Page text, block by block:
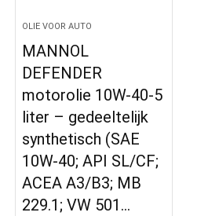
OLIE VOOR AUTO
MANNOL
DEFENDER
motorolie 10W-40-5
liter – gedeeltelijk
synthetisch (SAE
10W-40; API SL/CF;
ACEA A3/B3; MB
229.1; VW 501…